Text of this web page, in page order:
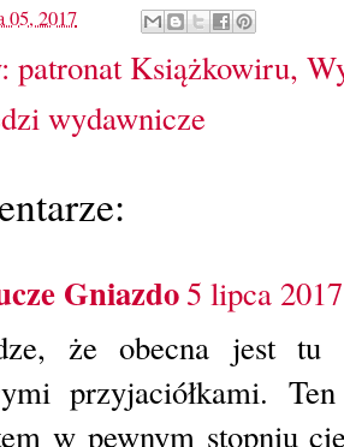
05, 2017
patronat Książkowiru,
wydawnicze
Gniazdo5 lipca
że obecna jest tu
przyjaciółkami.
w pewnym stopniu